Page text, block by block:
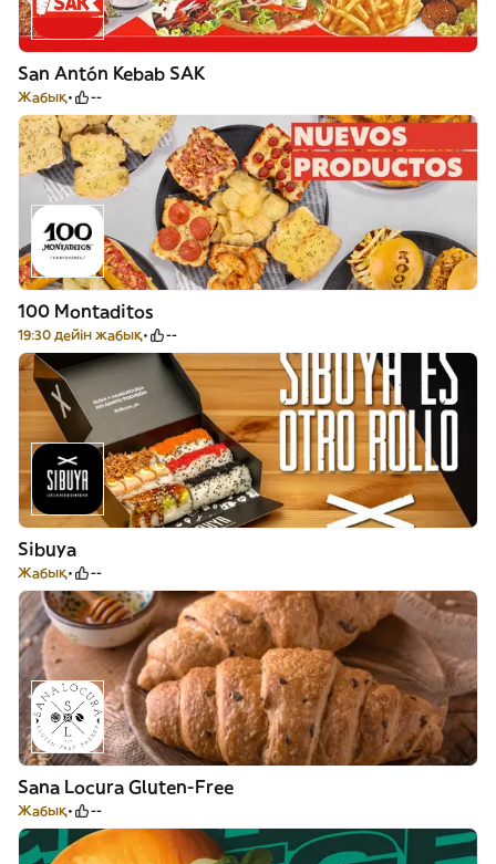
San Antón Kebab SAK
Жабық --
100 Montaditos
19:30 дейін жабық --
Sibuya
Жабық --
Sana Locura Gluten-Free
Жабық --